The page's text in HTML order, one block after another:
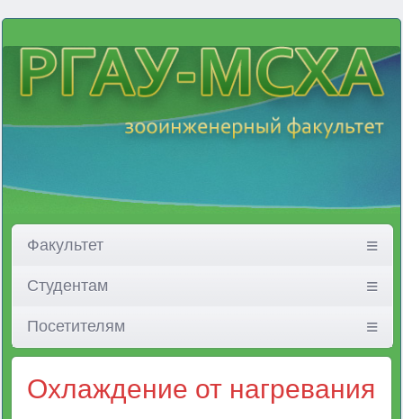
Факультет
Студентам
Посетителям
Охлаждение от нагревания